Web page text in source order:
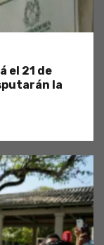
el 21 de
la